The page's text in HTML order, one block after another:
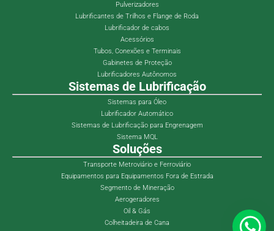
Pulverizadores
Lubrificantes de Trilhos e Flange de Roda
Lubrificador de cabos
Acessórios
Tubos, Conexões e Terminais
Gabinetes de Proteção
Lubrificadores Autônomos
Sistemas de Lubrificação
Sistemas para Óleo
Lubrificador Automático
Sistemas de Lubrificação para Engrenagem
Sistema MQL
Soluções
Transporte Metroviário e Ferroviário
Equipamentos para Equipamentos Fora de Estrada
Segmento de Mineração
Aerogeradores
Oil & Gás
Colheitadeira de Cana